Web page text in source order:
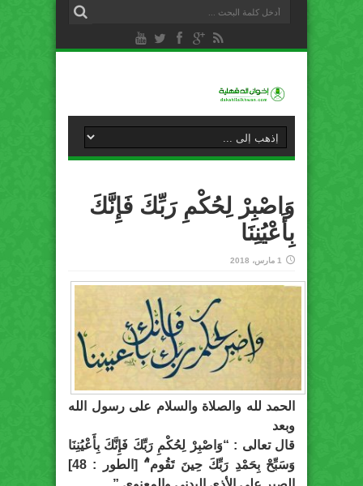
وَاصْبِرْ لِحُكْمِ رَبِّكَ فَإِنَّكَ
بِأَعْيُنِنَا
1 مارس، 2018
الحمد لله والصلاة والسلام على رسول الله
وبعد
قال تعالى : “وَاصْبِرْ لِحُكْمِ رَبِّكَ فَإِنَّكَ بِأَعْيُنِنَا
وَسَبِّحْ بِحَمْدِ رَبِّكَ حِينَ تَقُوم“ُ [الطور : 48]